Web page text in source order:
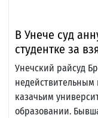
В Унече суд
студентке за
Унечский райсуд
казачьим
образовании.